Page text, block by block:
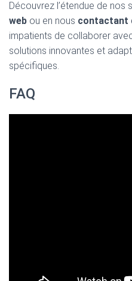
Découvrez l’étendue de nos
web ou en nous contactant
impatients de collaborer
solutions innovantes et
spécifiques.
FAQ